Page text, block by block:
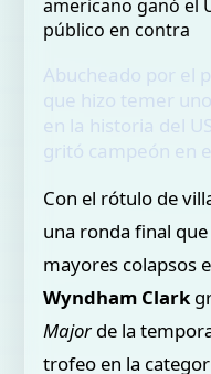
Abucheado por el
que hizo temer
en la historia del
gritó campeón en
Con el rótulo de
una ronda final
mayores colapsos
Wyndham Clark
Major de la
trofeo en la